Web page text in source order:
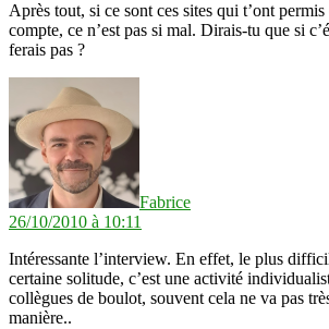
Après tout, si ce sont ces sites qui t’ont
compte, ce n’est pas si mal. Dirais-tu que si
ferais pas ?
Fabrice
26/10/2010 à 10:11
Intéressante l’interview. En effet, le plus
certaine solitude, c’est une activité
collègues de boulot, souvent cela ne va pas
manière..